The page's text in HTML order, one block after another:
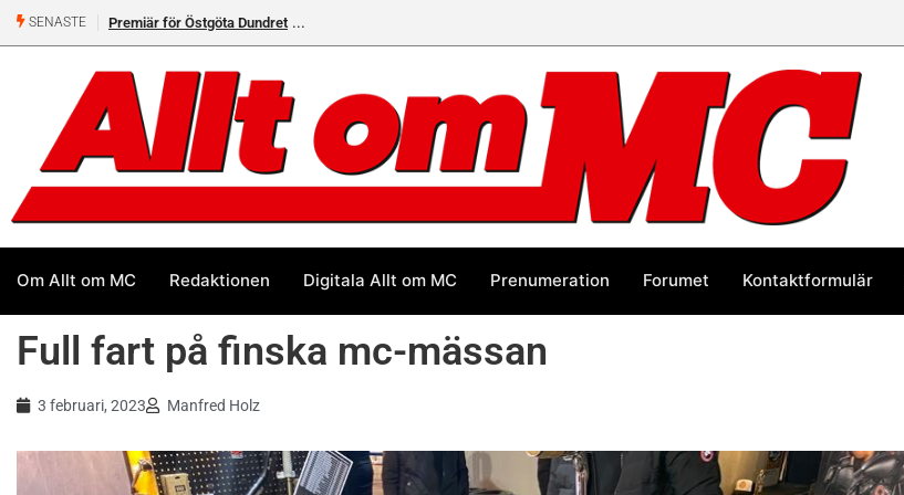
SENASTE Helsvarta Deadwood – Ny cruiser från H-D
Om Allt om MC Redaktionen Digitala Allt om MC Prenumeration Forumet Kontaktformulär
Full fart på finska mc-mässan
3 februari, 2023 Manfred Holz